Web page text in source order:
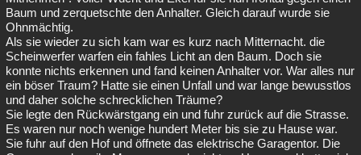
Baum und zerquetschte den Anhalter. Gleich darauf wurde sie
Ohnmächtig.
Als sie wieder zu sich kam war es kurz nach Mitternacht. die
Scheinwerfer warfen ein fahles Licht an den Baum. Doch sie
konnte nichts erkennen und fand keinen Anhalter vor. War alles nur
ein böser Traum? Hatte sie einen Unfall und war lange bewusstlos
und daher solche schrecklichen Träume?
Sie legte den Rückwärstgang ein und fuhr zurück auf die Strasse.
Es waren nur noch wenige hundert Meter bis sie zu Hause war.
Sie fuhr auf den Hof und öffnete das elektrische Garagentor. Die